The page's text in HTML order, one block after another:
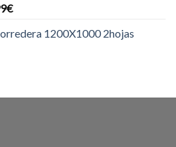
€El
actual 1200X1000 2hojas